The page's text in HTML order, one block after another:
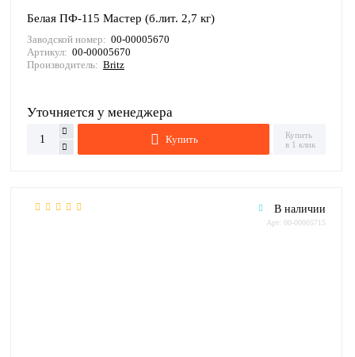
Белая ПФ-115 Мастер (б.лит. 2,7 кг)
Заводской номер: 00-00005670
Артикул: 00-00005670
Производитель: Britz
Уточняется у менеджера
Купить
Купить
в 1 клик
В наличии
Арт: 00-00005715